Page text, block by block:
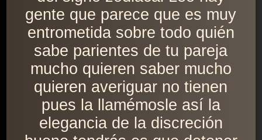
gente que parece que es muy
entrometida sobre todo quién
sabe parientes de tu pareja
mucho quieren saber mucho
quieren averiguar no tienen
pues la llamémosle así la
elegancia de la discreción